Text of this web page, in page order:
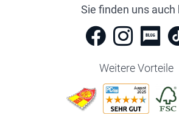
Sie finden uns auch
Weitere Vorteile